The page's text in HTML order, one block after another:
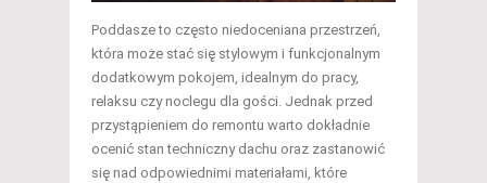
Poddasze to często niedoceniana przestrzeń,
która może stać się stylowym i funkcjonalnym
dodatkowym pokojem, idealnym do pracy,
relaksu czy noclegu dla gości. Jednak przed
przystąpieniem do remontu warto dokładnie
ocenić stan techniczny dachu oraz zastanowić
się nad odpowiednimi materiałami, które